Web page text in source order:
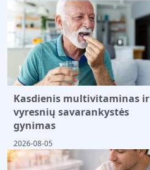
Kasdienis multivitaminas ir
vyresnių savarankystės
gynimas
2026-08-05